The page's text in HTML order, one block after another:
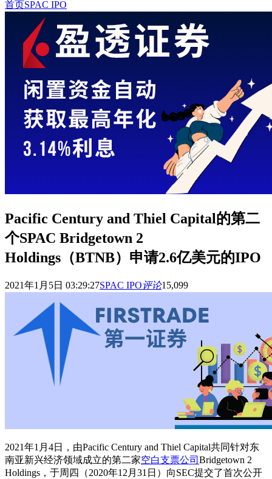
首页SPAC IPO
Pacific Century and Thiel Capital的第二
个SPAC Bridgetown 2
Holdings（BTNB）申请2.6亿美元的IPO
2021年1月5日 03:29:27SPAC IPO评论15,099
2021年1月4日，由Pacific Century and Thiel Capital共同针对东
南亚新兴经济领域成立的第二家空白支票公司 Bridgetown 2
Holdings，于周四（2020年12月31日）向SEC提交了首次公开